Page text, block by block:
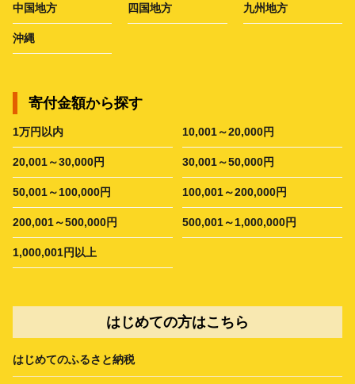
中国地方 四国地方 九州地方
沖縄
寄付金額から探す
1万円以内 10,001～20,000円
20,001～30,000円 30,001～50,000円
50,001～100,000円 100,001～200,000円
200,001～500,000円 500,001～1,000,000円
1,000,001円以上
はじめての方はこちら
はじめてのふるさと納税